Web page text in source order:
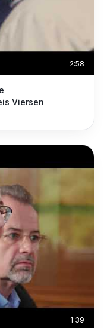
2:58
Viersen
1:39